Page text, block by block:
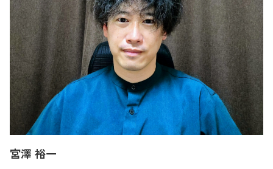
宮澤 裕一